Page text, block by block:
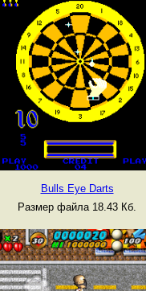
Bulls Eye Darts
Размер файла 18.43 Кб.